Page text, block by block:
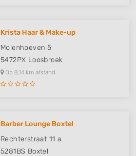
Krista Haar & Make-up
Molenhoeven 5
5472PX Loosbroek
Op 8,14 km afstand
Barber Lounge Boxtel
Rechterstraat 11 a
5281BS Boxtel